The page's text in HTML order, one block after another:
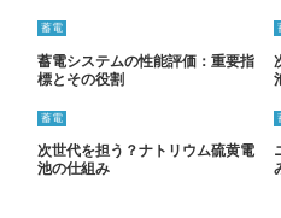
蓄電
蓄電システムの性能評価：重要指
標とその役割
蓄電
次世代を担う？ナトリウム硫黄電
池の仕組み